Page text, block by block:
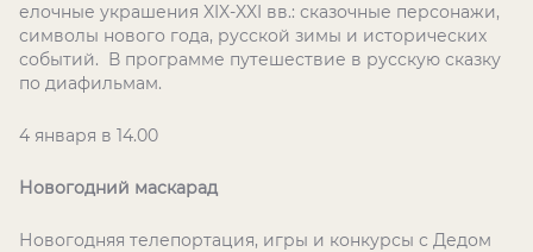
елочные украшения XIX-XXI вв.: сказочные персонажи,
символы нового года, русской зимы и исторических
событий. В программе путешествие в русскую сказку
по диафильмам.
4 января в 14.00
Новогодний маскарад
Новогодняя телепортация, игры и конкурсы с Дедом